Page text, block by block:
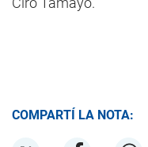
COMPARTÍ LA NOTA: